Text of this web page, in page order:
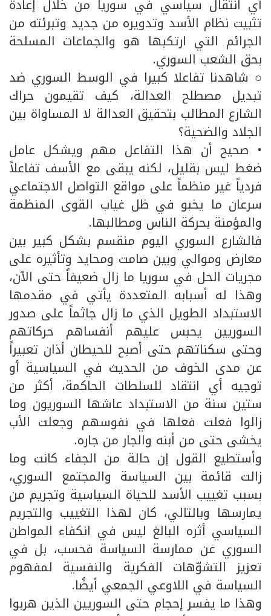
أي انتقال سياسي في سوريا من خلال إعادة
تثبيت نظام الأسد وتدويره من جديد وتبرئته من
الجرائم التي ارتكبها هو والجماعات المسلحة
بحق الشعب السوري.
○ شاهدنا تفاعلا كبيرا في الوسط السوري ضد
تبديل مصطلح العدالة، كيف تقيمون حراك
الشارع المطالب بتحقيق العدالة لا المساواة بين
الجلاد والضحية؟
• صحيح أن هذا التفاعل مهم ويشكل عامل
ضغط ليس بقليل، لكنه يبقى مع الأسف تفاعلاً
فردياً غير منظماً على مواقع التواصل الاجتماعي
سرعان ما يخبو في ظل غياب القوى المنظمة
والمؤمنة بحركة الناس ومطالبها.
فالشارع السوري اليوم منقسم بشكل كبير بين
معارض وموالي وبين صامت ومحايد وتأثيره على
مجريات الحل في سوريا ما زال ضعيفاً حتى الآن،
وهذا له أسبابه المتعددة يأتي في مقدمها
الاستبداد الطويل الذي ما زال جاثماً على صدور
السوريين يحبس عليهم أنفساهم حركاتهم
وحتى سكناتهم حتى أصبح للحيطان أذان تعبيراً
عن مدى الخوف من الحديث في السياسية أو
توجيه أي انتقاد للسلطات الحاكمة، أكثر من
ستين سنة من الاستبداد عاشها السوريون وما
زالوا فعلت فعلها في نفوسهم وجعلت الأب
يخشى حتى من أبنه والجار من جاره.
وأستطيع القول إن حالة من الجفاء كانت وما
زالت قائمة بين السياسة والمجتمع السوري،
بسبب تغييب الأسد للحياة السياسية وتجريم من
يمارسها وبالتالي، كان لهذا التغييب والتجريم
السياسي أثره البالغ ليس في انكفاء المواطن
السوري عن ممارسة السياسة فحسب، بل في
تعزيز التشوّهات الفكرية والنفسية لمفهوم
السياسة في اللاوعي الجمعي أيضًا.
وهذا ما يفسر إحجام حتى السوريين الذين هربوا